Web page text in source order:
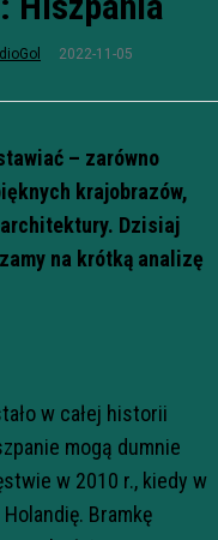
2022-11-05
– zarówno
krajobrazów,
Dzisiaj
na krótką analizę
w całej historii
mogą dumnie
w 2010 r., kiedy w
Bramkę